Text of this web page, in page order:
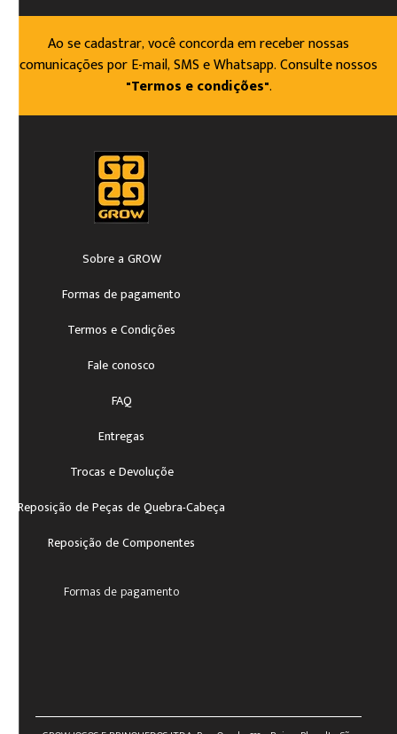
Ao se cadastrar, você concorda em receber nossas
comunicações por E-mail, SMS e Whatsapp. Consulte nossos
"Termos e condições".
Sobre a GROW
Formas de pagamento
Termos e Condições
Fale conosco
FAQ
Entregas
Trocas e Devoluçõe
Reposição de Peças de Quebra-Cabeça
Reposição de Componentes
Formas de pagamento